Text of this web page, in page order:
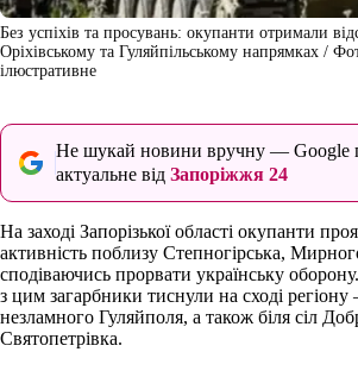
Без успіхів та просувань: окупанти отримали
Оріхівському та Гуляйпільському напрямках /
ілюстративне
Не шукай новини вручну — Google
актуальне від Запоріжжя 24
На заході Запорізької області окупанти
активність поблизу Степногірська,
сподіваючись прорвати українську
з цим загарбники тиснули на сході
незламного Гуляйполя, а також біля сіл
Святопетрівка.